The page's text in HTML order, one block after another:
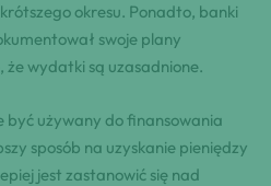
okresu. Ponadto, banki
swoje plany
że wydatki są uzasadnione.
być używany do finansowania
sposób na uzyskanie pieniędzy
jest zastanowić się nad